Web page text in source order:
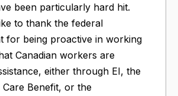
been particularly hard hit.
to thank the federal
for being proactive in working
Canadian workers are
either through EI, the
Care Benefit, or the